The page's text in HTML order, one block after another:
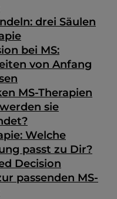
drei Säulen
bei MS:
von Anfang
MS-Therapien
sie
Welche
passt zu Dir?
Decision
passenden MS-